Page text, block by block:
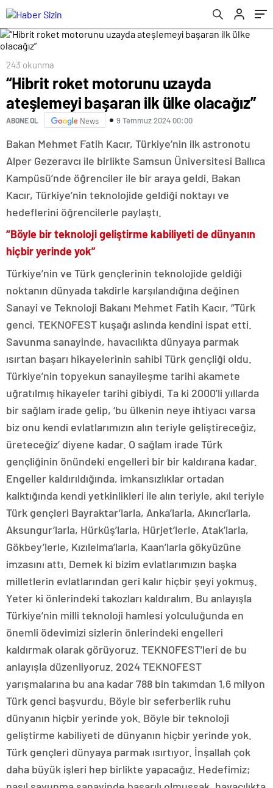
243 okunma
“Hibrit roket motorunu uzayda
ateşlemeyi başaran ilk ülke olacağız”
ABONE OL News 9 Temmuz 2024 00:00
Bakan Mehmet Fatih Kacır, Türkiye’nin ilk astronotu
Alper Gezeravcı ile birlikte Samsun Üniversitesi Ballıca
Kampüsü’nde öğrenciler ile bir araya geldi. Bakan
Kacır, Türkiye’nin teknolojide geldiği noktayı ve
hedeflerini öğrencilerle paylaştı.
“Böyle bir teknoloji geliştirme kabiliyeti de dünyanın
hiçbir yerinde yok”
Türkiye’nin ve Türk gençlerinin teknolojide geldiği
noktanın dünyada takdirle karşılandığına değinen
Sanayi ve Teknoloji Bakanı Mehmet Fatih Kacır, “Türk
genci, TEKNOFEST kuşağı aslında kendini ispat etti.
Savunma sanayinde, havacılıkta dünyaya parmak
ısırtan başarı hikayelerinin sahibi Türk gençliği oldu.
Türkiye’nin topyekun sanayileşme tarihi akamete
uğratılmış hikayeler tarihi gibiydi. Ta ki 2000’li yıllarda
bir sağlam irade gelip, ‘bu ülkenin neye ihtiyacı varsa
biz onu kendi evlatlarımızın alın teriyle geliştireceğiz,
üreteceğiz’ diyene kadar. O sağlam irade Türk
gençliğinin önündeki engelleri bir bir kaldırana kadar.
Engeller kaldırıldığında, imkansızlıklar ortadan
kalktığında kendi yetkinlikleri ile alın teriyle, akıl teriyle
Türk gençleri Bayraktar’larla, Anka’larla, Akıncı’larla,
Aksungur’larla, Hürküş’larla, Hürjet’lerle, Atak’larla,
Gökbey’lerle, Kızılelma’larla, Kaan’larla gökyüzüne
imzasını attı. Demek ki bizim evlatlarımızın başka
milletlerin evlatlarından geri kalır hiçbir şeyi yokmuş.
Yeter ki önlerindeki takozları kaldıralım. Bu anlayışla
Türkiye’nin milli teknoloji hamlesi yolculuğunda en
önemli ödevimizi sizlerin önlerindeki engelleri
kaldırmak olarak görüyoruz. TEKNOFEST’leri de bu
anlayışla düzenliyoruz. 2024 TEKNOFEST
yarışmalarına bu ana kadar 788 bin takımdan 1,6 milyon
Türk genci başvurdu. Böyle bir seferberlik ruhu
dünyanın hiçbir yerinde yok. Böyle bir teknoloji
geliştirme kabiliyeti de dünyanın hiçbir yerinde yok.
Türk gençleri dünyaya parmak ısırtıyor. İnşallah çok
daha büyük işleri hep birlikte yapacağız. Hedefimiz;